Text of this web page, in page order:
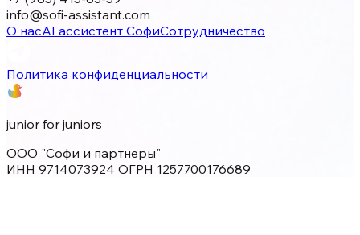
info@sofi-assistant.com
О насAI ассистент СофиСотрудничество
Политика конфиденциальности
junior for juniors
ООО "Софи и партнеры"
ИНН 9714073924 ОГРН 1257700176689